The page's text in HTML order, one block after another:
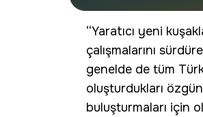
“Yaratıcı yeni
çalışmalarını
genelde de tüm
oluşturdukları
buluşturmaları için